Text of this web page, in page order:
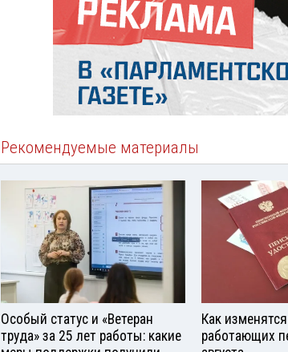
Рекомендуемые материалы
Особый статус и «Ветеран
труда» за 25 лет работы: какие
Как
работающих